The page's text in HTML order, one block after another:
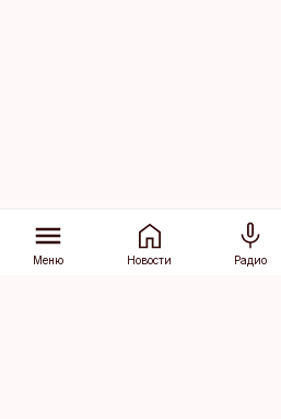
Меню Новости Радио